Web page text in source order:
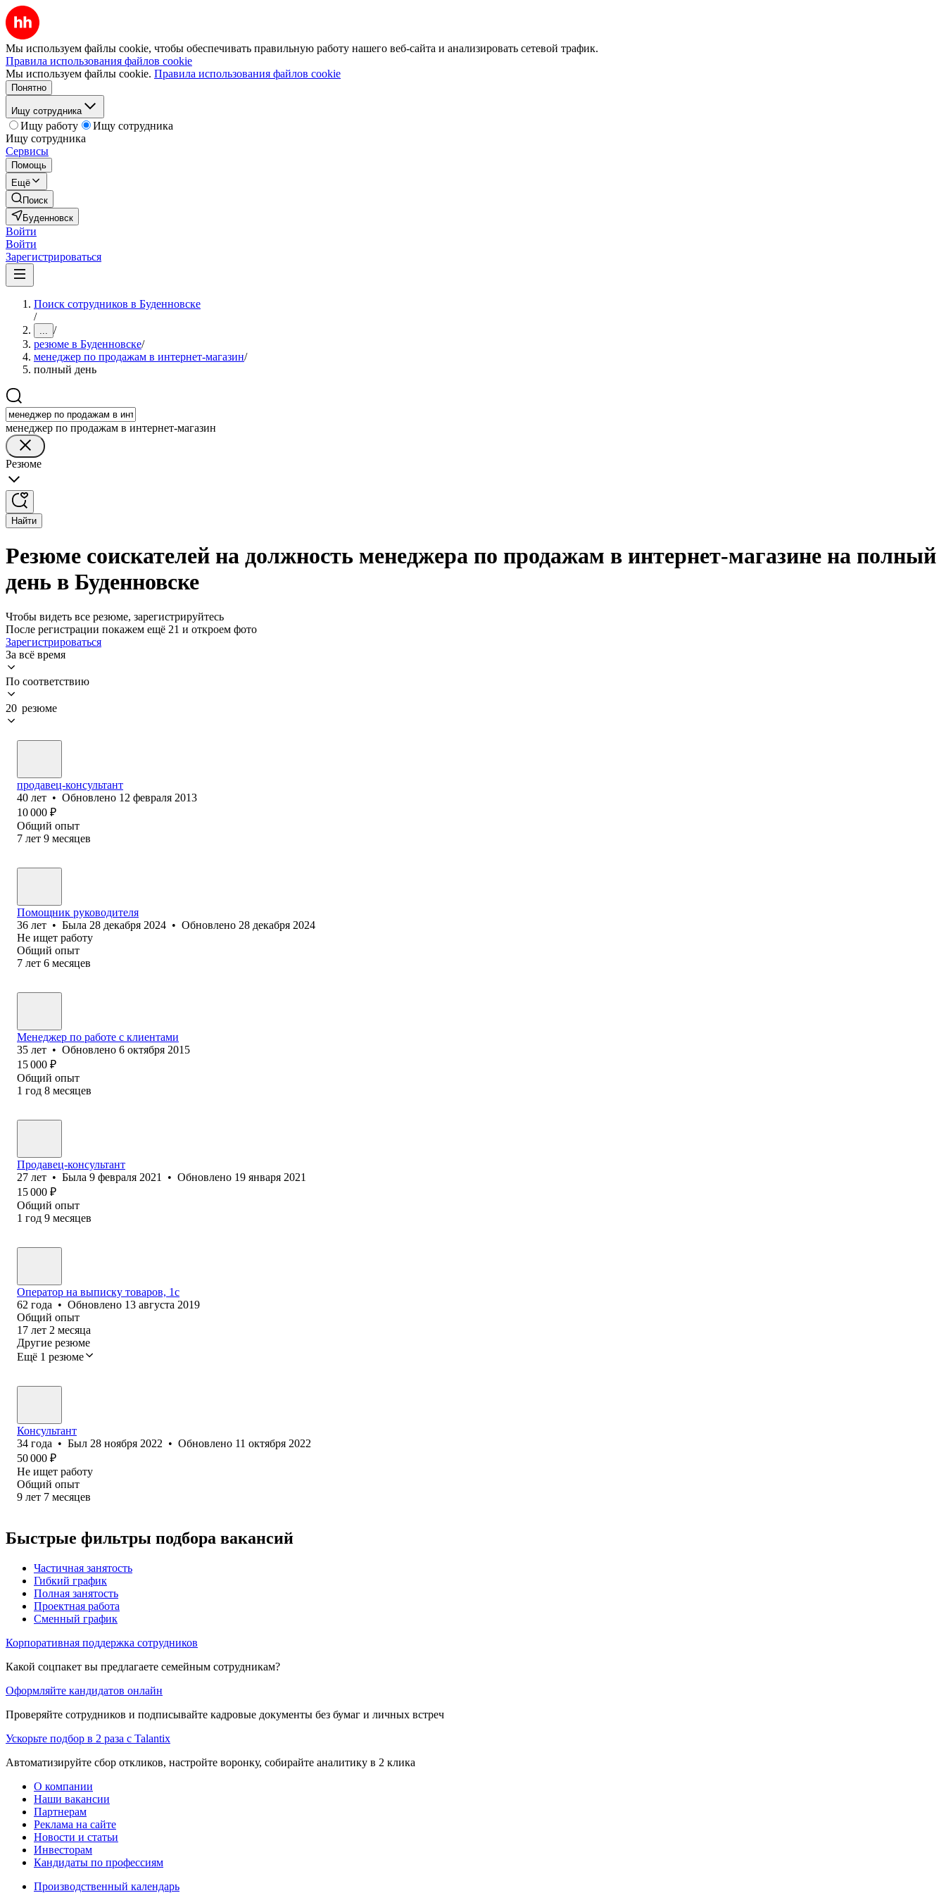
Мы используем файлы cookie, чтобы обеспечивать правильную работу нашего веб-сайта и анализировать сетевой трафик.
Правила использования файлов cookie
Мы используем файлы cookie. Правила использования файлов cookie
Понятно
Ищу сотрудника
Ищу работу
Ищу сотрудника
Ищу сотрудника
Сервисы
Помощь
Ещё
Поиск
Буденновск
Войти
Войти
Зарегистрироваться
Поиск сотрудников в Буденновске
/
... /
резюме в Буденновске/
менеджер по продажам в интернет-магазин/
полный день
менеджер по продажам в интернет-магазин
Резюме
Найти
Резюме соискателей на должность менеджера по продажам в интернет-магазине на полный
день в Буденновске
Чтобы видеть все резюме, зарегистрируйтесь
После регистрации покажем ещё 21 и откроем фото
Зарегистрироваться
За всё время
По соответствию
20 резюме
продавец-консультант
40 лет • Обновлено 12 февраля 2013
10 000 ₽
Общий опыт
7 лет 9 месяцев
Помощник руководителя
36 лет • Была 28 декабря 2024 • Обновлено 28 декабря 2024
Не ищет работу
Общий опыт
7 лет 6 месяцев
Менеджер по работе с клиентами
35 лет • Обновлено 6 октября 2015
15 000 ₽
Общий опыт
1 год 8 месяцев
Продавец-консультант
27 лет • Была 9 февраля 2021 • Обновлено 19 января 2021
15 000 ₽
Общий опыт
1 год 9 месяцев
Оператор на выписку товаров, 1с
62 года • Обновлено 13 августа 2019
Общий опыт
17 лет 2 месяца
Другие резюме
Ещё 1 резюме
Консультант
34 года • Был 28 ноября 2022 • Обновлено 11 октября 2022
50 000 ₽
Не ищет работу
Общий опыт
9 лет 7 месяцев
Быстрые фильтры подбора вакансий
Частичная занятость
Гибкий график
Полная занятость
Проектная работа
Сменный график
Корпоративная поддержка сотрудников
Какой соцпакет вы предлагаете семейным сотрудникам?
Оформляйте кандидатов онлайн
Проверяйте сотрудников и подписывайте кадровые документы без бумаг и личных встреч
Ускорьте подбор в 2 раза с Talantix
Автоматизируйте сбор откликов, настройте воронку, собирайте аналитику в 2 клика
О компании
Наши вакансии
Партнерам
Реклама на сайте
Новости и статьи
Инвесторам
Кандидаты по профессиям
Производственный календарь